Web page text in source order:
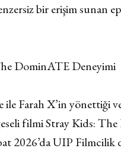
bir erişim sunan
DominATE Deneyimi
ile Farah X’in yönettiği
filmi Stray Kids:
2026’da UIP Filmcilik